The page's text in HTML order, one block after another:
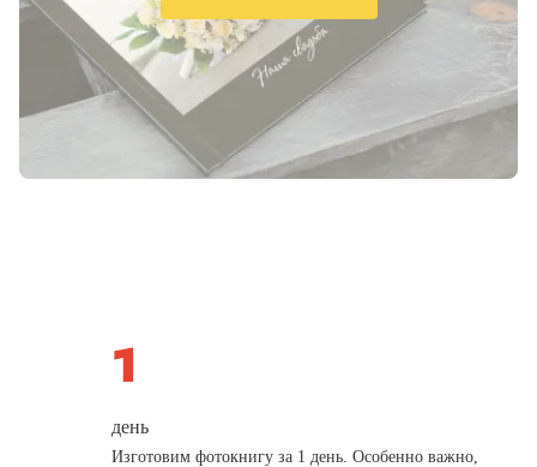
день
Изготовим фотокнигу за 1 день. Особенно важно,